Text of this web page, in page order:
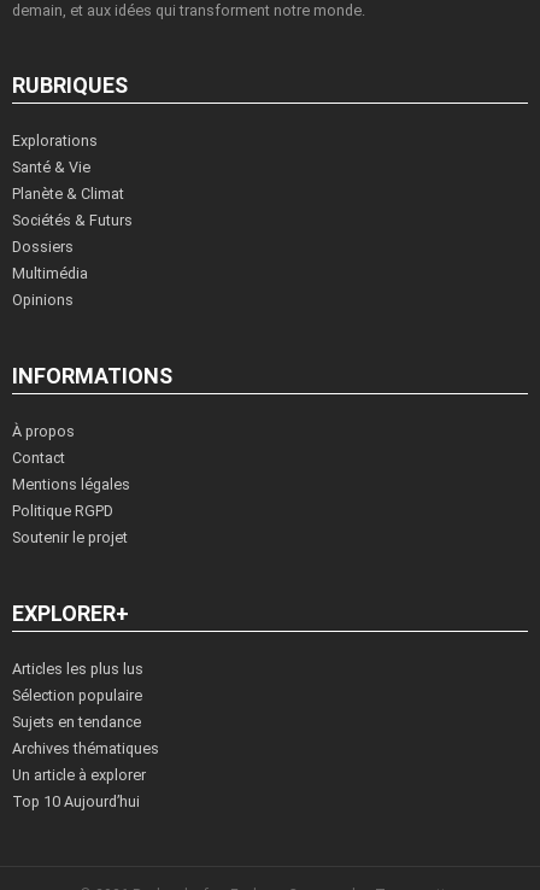
demain, et aux idées qui transforment notre monde.
RUBRIQUES
Explorations
Santé & Vie
Planète & Climat
Sociétés & Futurs
Dossiers
Multimédia
Opinions
INFORMATIONS
À propos
Contact
Mentions légales
Politique RGPD
Soutenir le projet
EXPLORER+
Articles les plus lus
Sélection populaire
Sujets en tendance
Archives thématiques
Un article à explorer
Top 10 Aujourd’hui